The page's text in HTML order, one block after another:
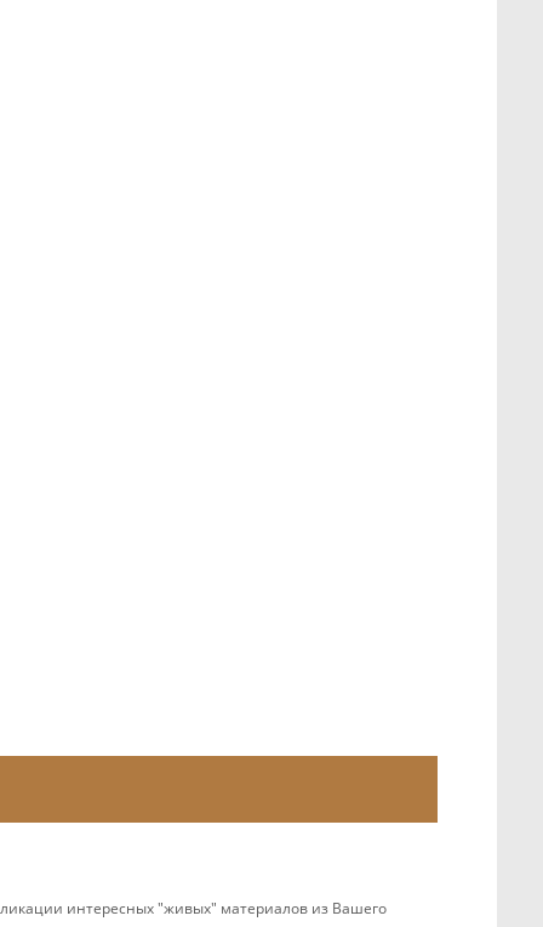
интересных "живых" материалов из Вашего